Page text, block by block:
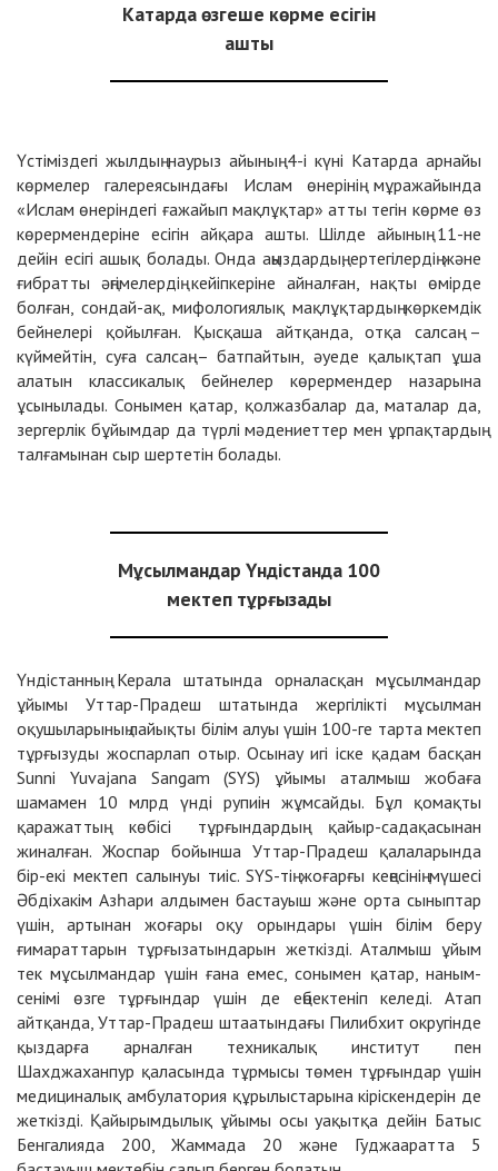
Катарда өзгеше көрме есігін
ашты
Үстіміздегі жылдың наурыз айының 4-і күні Катарда арнайы
көрмелер галереясындағы Ислам өнерінің мұражайында
«Ислам өнеріндегі ғажайып мақлұқтар» атты тегін көрме өз
көрермендеріне есігін айқара ашты. Шілде айының 11-не
дейін есігі ашық болады. Онда аңыздардың, ертегілердің және
ғибратты әңгімелердің кейіпкеріне айналған, нақты өмірде
болған, сондай-ақ, мифологиялық мақлұқтардың көркемдік
бейнелері қойылған. Қысқаша айтқанда, отқа салсаң –
күймейтін, суға салсаң – батпайтын, әуеде қалықтап ұша
алатын классикалық бейнелер көрермендер назарына
ұсынылады. Сонымен қатар, қолжазбалар да, маталар да,
зергерлік бұйымдар да түрлі мәдениеттер мен ұрпақтардың
талғамынан сыр шертетін болады.
Мұсылмандар Үндістанда 100
мектеп тұрғызады
Үндістанның Керала штатында орналасқан мұсылмандар
ұйымы Уттар-Прадеш штатында жергілікті мұсылман
оқушыларының лайықты білім алуы үшін 100-ге тарта мектеп
тұрғызуды жоспарлап отыр. Осынау игі іске қадам басқан
Sunni Yuvajana Sangam (SYS) ұйымы аталмыш жобаға
шамамен 10 млрд үнді рупиін жұмсайды. Бұл қомақты
қаражаттың көбісі тұрғындардың қайыр-садақасынан
жиналған. Жоспар бойынша Уттар-Прадеш қалаларында
бір-екі мектеп салынуы тиіс. SYS-тің жоғарғы кеңесінің мүшесі
Әбдіхакім Азһари алдымен бастауыш және орта сыныптар
үшін, артынан жоғары оқу орындары үшін білім беру
ғимараттарын тұрғызатындарын жеткізді. Аталмыш ұйым
тек мұсылмандар үшін ғана емес, сонымен қатар, наным-
сенімі өзге тұрғындар үшін де еңбектеніп келеді. Атап
айтқанда, Уттар-Прадеш штаатындағы Пилибхит округінде
қыздарға арналған техникалық институт пен
Шахджаханпур қаласында тұрмысы төмен тұрғындар үшін
медициналық амбулатория құрылыстарына кіріскендерін де
жеткізді. Қайырымдылық ұйымы осы уақытқа дейін Батыс
Бенгалияда 200, Жаммада 20 және Гуджааратта 5